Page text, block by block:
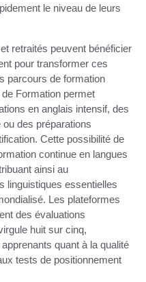
le niveau de leurs
retraités peuvent bénéficier
pour transformer ces
parcours de formation
Formation permet
en anglais intensif, des
des préparations
Cette possibilité de
continue en langues
ainsi au
linguistiques essentielles
Les plateformes
des évaluations
huit sur cinq,
quant à la qualité
tests de positionnement